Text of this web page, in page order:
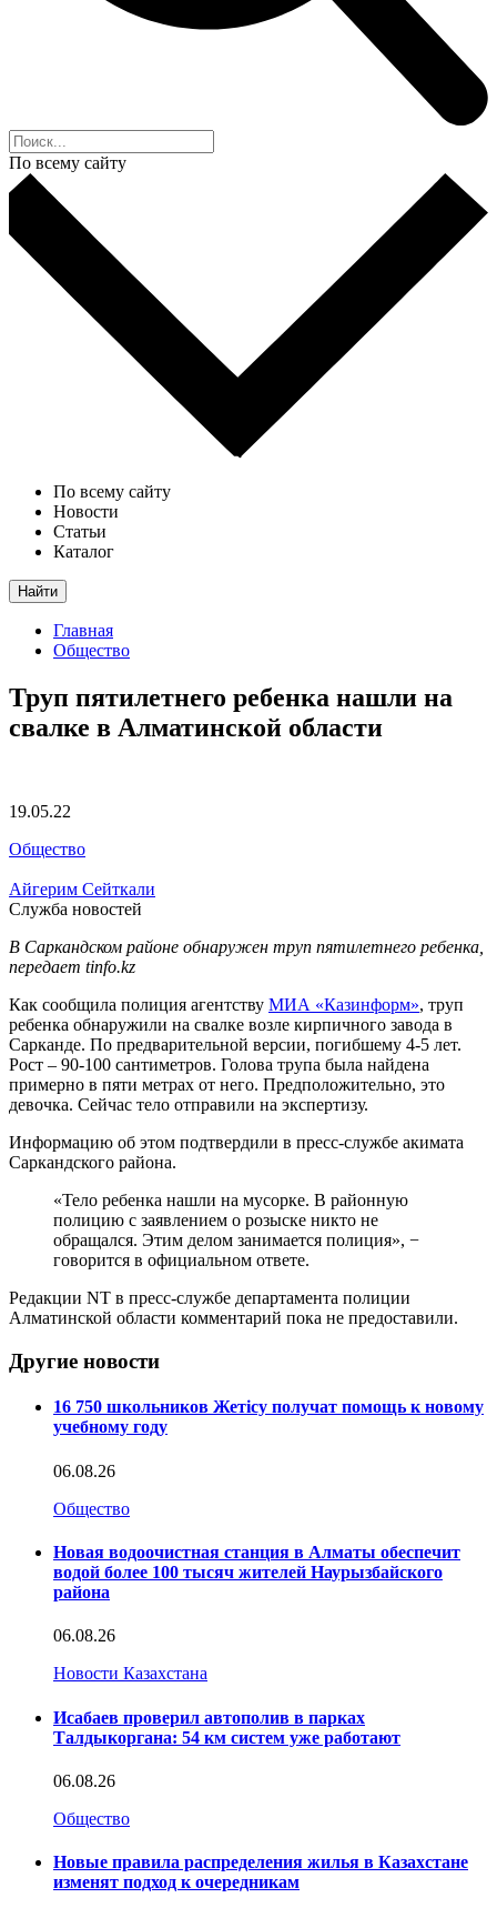
По всему сайту
По всему сайту
Новости
Статьи
Каталог
Найти
Главная
Общество
Труп пятилетнего ребенка нашли на
свалке в Алматинской области
19.05.22
Общество
Айгерим Сейткали
Служба новостей
В Саркандском районе обнаружен труп пятилетнего ребенка,
передает tinfo.kz
Как сообщила полиция агентству МИА «Казинформ», труп
ребенка обнаружили на свалке возле кирпичного завода в
Сарканде. По предварительной версии, погибшему 4-5 лет.
Рост – 90-100 сантиметров. Голова трупа была найдена
примерно в пяти метрах от него. Предположительно, это
девочка. Сейчас тело отправили на экспертизу.
Информацию об этом подтвердили в пресс-службе акимата
Саркандского района.
«Тело ребенка нашли на мусорке. В районную
полицию с заявлением о розыске никто не
обращался. Этим делом занимается полиция», −
говорится в официальном ответе.
Редакции NT в пресс-службе департамента полиции
Алматинской области комментарий пока не предоставили.
Другие новости
16 750 школьников Жетісу получат помощь к новому
учебному году
06.08.26
Общество
Новая водоочистная станция в Алматы обеспечит
водой более 100 тысяч жителей Наурызбайского
района
06.08.26
Новости Казахстана
Исабаев проверил автополив в парках
Талдыкоргана: 54 км систем уже работают
06.08.26
Общество
Новые правила распределения жилья в Казахстане
изменят подход к очередникам